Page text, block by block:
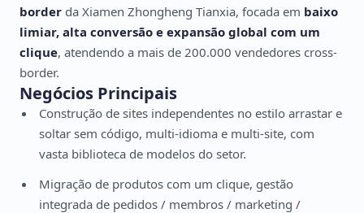
border da Xiamen Zhongheng Tianxia, focada em baixo
limiar, alta conversão e expansão global com um
clique, atendendo a mais de 200.000 vendedores cross-
border.
Negócios Principais
Construção de sites independentes no estilo arrastar e
soltar sem código, multi-idioma e multi-site, com
vasta biblioteca de modelos do setor.
Migração de produtos com um clique, gestão
integrada de pedidos / membros / marketing /